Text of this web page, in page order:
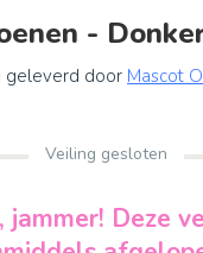
-
geleverd door Mascot
Veiling gesloten
jammer! Deze